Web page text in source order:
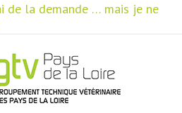
de la demande … mais je ne